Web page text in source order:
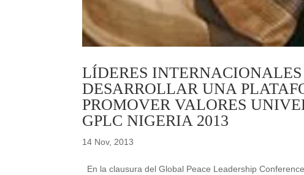
LÍDERES
DESARROLLAR UNA
PROMOVER VALORES
GPLC NIGERIA 2013
14 Nov, 2013
En la clausura del Global Peace Leadership